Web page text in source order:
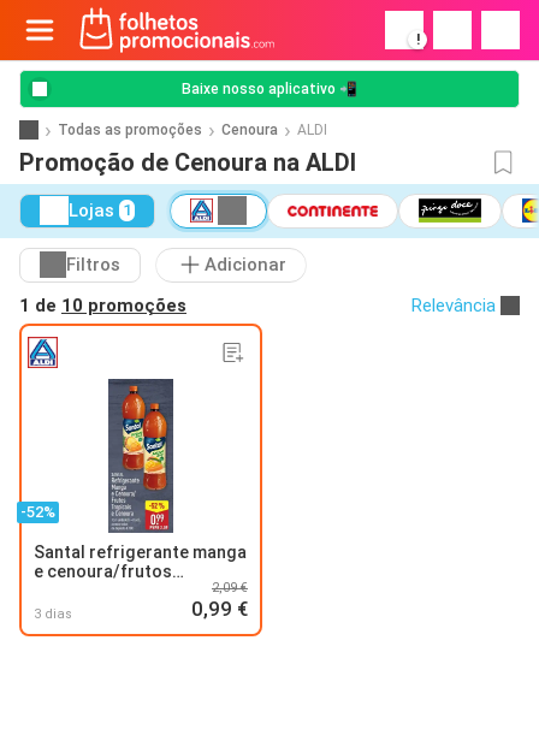
!
Baixe nosso aplicativo 📲
Todas as promoções Cenoura ALDI
Promoção de Cenoura na ALDI
Lojas 1
Filtros
Adicionar
1 de 10 promoções Relevância
-52%
Santal refrigerante manga
e cenoura/frutos
3 dias
2,09 €
0,99 €